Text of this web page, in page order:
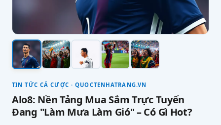
TIN TỨC CÁ CƯỢC · QUOCTENHATRANG.VN
Alo8: Nền Tảng Mua Sắm Trực Tuyến
Đang "Làm Mưa Làm Gió" – Có Gì Hot?